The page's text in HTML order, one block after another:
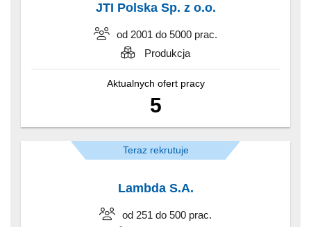
JTI Polska Sp. z o.o.
od 2001 do 5000 prac.
Produkcja
Aktualnych ofert pracy
5
Teraz rekrutuje
Lambda S.A.
od 251 do 500 prac.